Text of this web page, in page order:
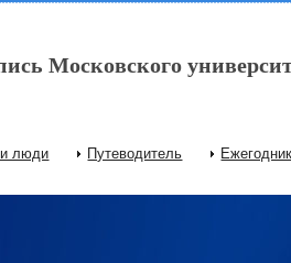
Московского
люди Путеводитель